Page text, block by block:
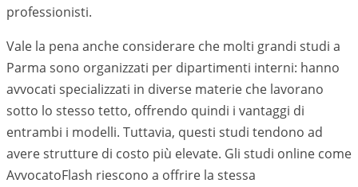
professionisti.
Vale la pena anche considerare che molti grandi studi a
Parma sono organizzati per dipartimenti interni: hanno
avvocati specializzati in diverse materie che lavorano
sotto lo stesso tetto, offrendo quindi i vantaggi di
entrambi i modelli. Tuttavia, questi studi tendono ad
avere strutture di costo più elevate. Gli studi online come
AvvocatoFlash riescono a offrire la stessa